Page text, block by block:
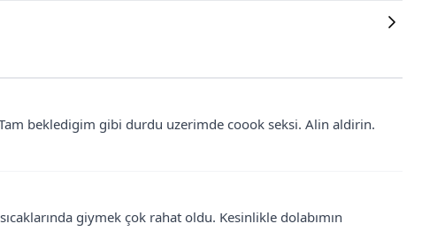
bekledigim gibi durdu uzerimde coook seksi. Alin aldirin.
giymek çok rahat oldu. Kesinlikle dolabımın